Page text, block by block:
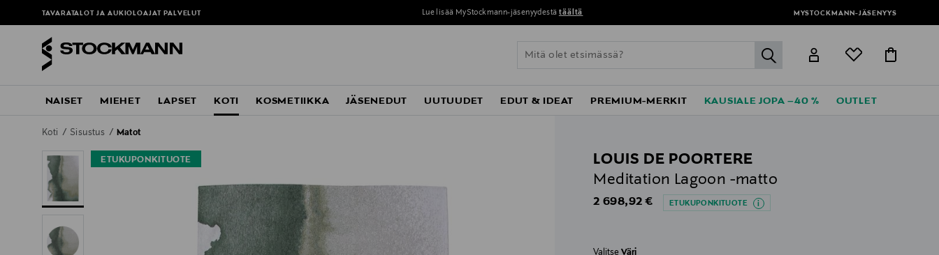
TAVARATALOT JA AUKIOLOAJAT PALVELUT Lue lisää MyStockmann-jäsenyydestä täältä MYSTOCKMANN-JÄSENYYS
label.header.go
NAISET MIEHET LAPSET KOTI KOSMETIIKKA JÄSENEDUT UUTUUDET EDUT & IDEAT PREMIUM-MERKIT KAUSIALE JOPA –40 % OUTLET
Koti Sisustus Matot
ETUKUPONKITUOTE
LOUIS DE POORTERE
Meditation Lagoon -matto
Original Price
2 698,92 € ETUKUPONKITUOTE